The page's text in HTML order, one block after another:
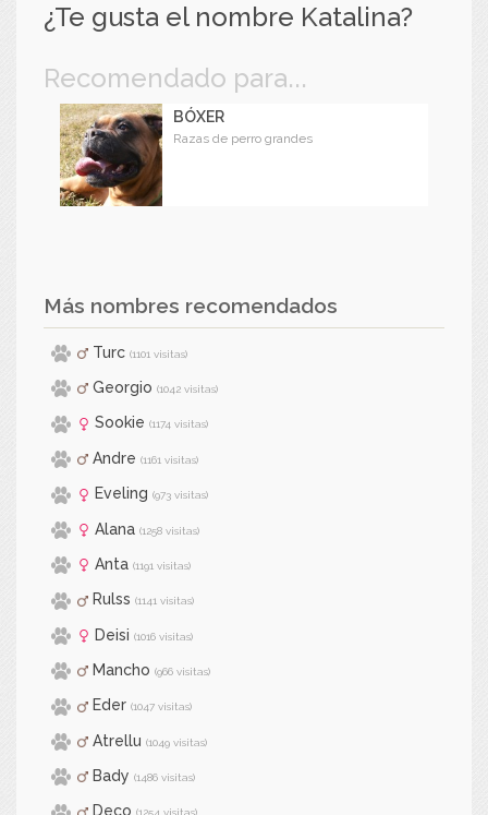
¿Te gusta el nombre Katalina?
Recomendado para...
BÓXER
Razas de perro grandes
Más nombres recomendados
Turc (1101 visitas)
Georgio (1042 visitas)
Sookie (1174 visitas)
Andre (1161 visitas)
Eveling (973 visitas)
Alana (1258 visitas)
Anta (1191 visitas)
Rulss (1141 visitas)
Deisi (1016 visitas)
Mancho (966 visitas)
Eder (1047 visitas)
Atrellu (1049 visitas)
Bady (1486 visitas)
Deco